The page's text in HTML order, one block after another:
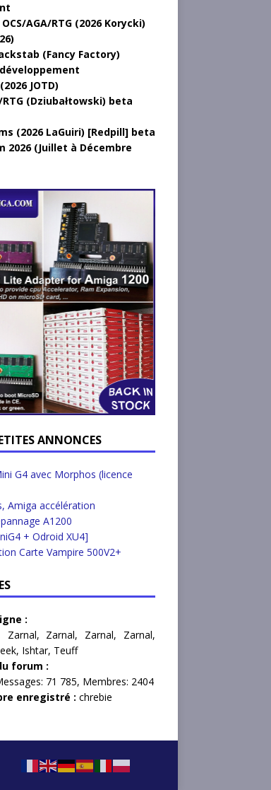
AGA/RTG (2026 Korycki)
(Fancy Factory)
JOTD)
(Dziubałtowski) beta
(2026 LaGuiri) [Redpill] beta
2026 (Juillet à Décembre
ANNONCES
G4 avec Morphos (licence
Amiga accélération
A1200
+ Odroid XU4]
Carte Vampire 500V2+
:
Zarnal, Zarnal, Zarnal, Zarnal,
, Ishtar, Teuff
forum :
71 785, Membres: 2404
enregistré : chrebie